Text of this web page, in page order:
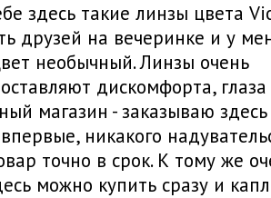
здесь такие линзы цвета
друзей на вечеринке и у
необычный. Линзы очень
дискомфорта,
магазин - заказываю здесь
никакого
точно в срок. К тому же
можно купить сразу и